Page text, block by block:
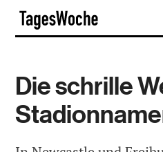
Skip
content
Die schrille